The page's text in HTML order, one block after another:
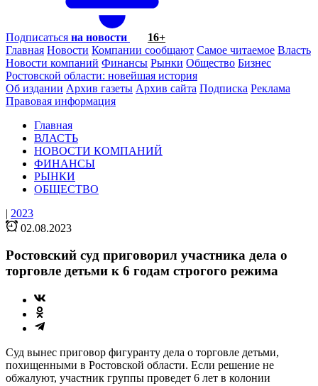
Подписаться на новости
16+
Главная Новости Компании сообщают Самое читаемое Власть
Новости компаний Финансы Рынки Общество Бизнес
Ростовской области: новейшая история
Об издании Архив газеты Архив сайта Подписка Реклама
Правовая информация
Главная
ВЛАСТЬ
НОВОСТИ КОМПАНИЙ
ФИНАНСЫ
РЫНКИ
ОБЩЕСТВО
| 2023
02.08.2023
Ростовский суд приговорил участника дела о
торговле детьми к 6 годам строгого режима
Суд вынес приговор фигуранту дела о торговле детьми,
похищенными в Ростовской области. Если решение не
обжалуют, участник группы проведет 6 лет в колонии